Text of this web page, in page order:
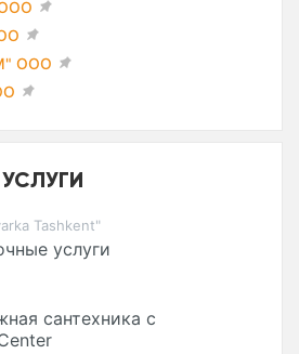
ООО
Tashkent"
услуги
сантехника с